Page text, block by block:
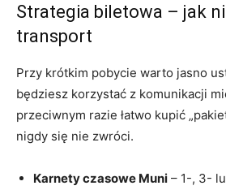
Strategia biletowa – jak
transport
Przy krótkim pobycie warto jasno
będziesz korzystać z komunikacji
przeciwnym razie łatwo kupić
nigdy się nie zwróci.
Karnety czasowe Muni – 1-, 3-